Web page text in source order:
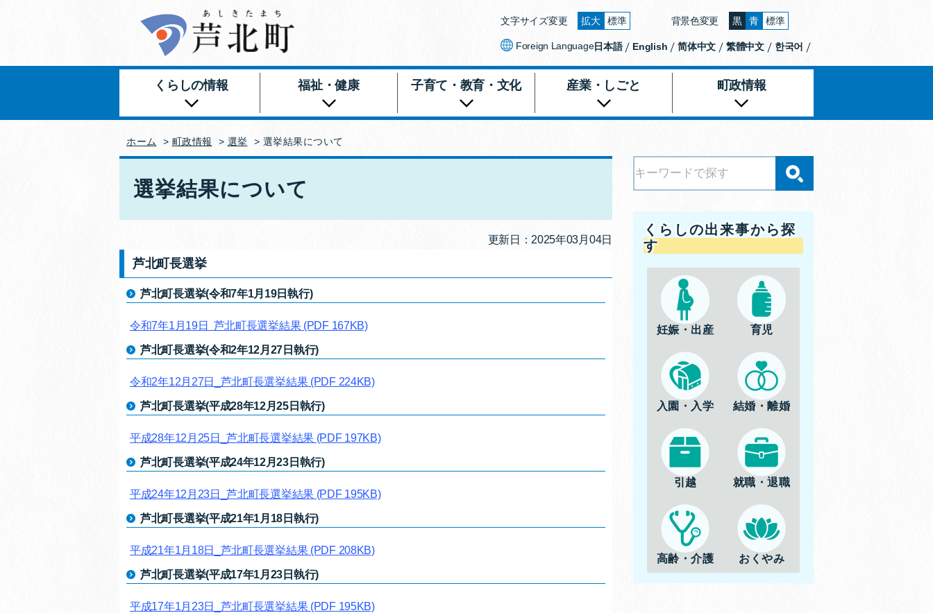
文字サイズ変更
拡大
文字を大きくする
標準
文字の大きさをもとの大きさに戻す
背景色変更
黒
背景色の変更：黒
青
背景色の変更：青
標準
背景色の変更：白
Foreign Language日本語 English 简体中文 繁體中文 한국어
くらしの情報 福祉・健康 子育て・教育・文化 産業・しごと 町政情報
ホーム > 町政情報 > 選挙 > 選挙結果について
選挙結果について
更新日：2025年03月04日
芦北町長選挙
芦北町長選挙(令和7年1月19日執行)
令和7年1月19日 芦北町長選挙結果(PDF 167KB)
芦北町長選挙(令和2年12月27日執行)
令和2年12月27日_芦北町長選挙結果(PDF 224KB)
芦北町長選挙(平成28年12月25日執行)
平成28年12月25日_芦北町長選挙結果 (PDF 197KB)
芦北町長選挙(平成24年12月23日執行)
平成24年12月23日_芦北町長選挙結果 (PDF 195KB)
芦北町長選挙(平成21年1月18日執行)
平成21年1月18日_芦北町長選挙結果(PDF 208KB)
芦北町長選挙(平成17年1月23日執行)
平成17年1月23日_芦北町長選挙結果(PDF 195KB)
くらしの出来事から探
す
妊娠・出産 育児
入園・入学 結婚・離婚
引越 就職・退職
高齢・介護 おくやみ